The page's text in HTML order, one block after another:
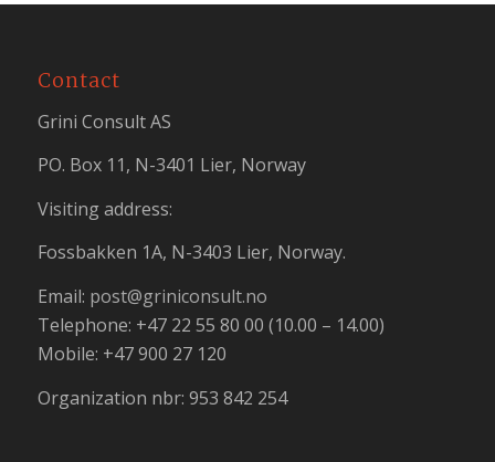
Contact
Grini Consult AS
PO. Box 11, N-3401 Lier, Norway
Visiting address:
Fossbakken 1A, N-3403 Lier, Norway.
Email: post@griniconsult.no
Telephone: +47 22 55 80 00 (10.00 – 14.00)
Mobile: +47 900 27 120
Organization nbr: 953 842 254